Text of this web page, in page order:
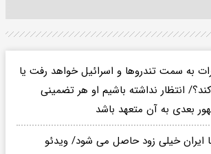
به سمت تندروها و اسرائیل خواهد رفت یا
انتظار نداشته باشیم او هر تضمینی
بعدی به آن متعهد باشد
ایران خیلی زود حاصل می‌ شود/ ویدئو